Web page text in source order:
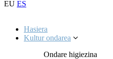
EU ES
Hasiera
Kultur ondarea
Ondare higiezina